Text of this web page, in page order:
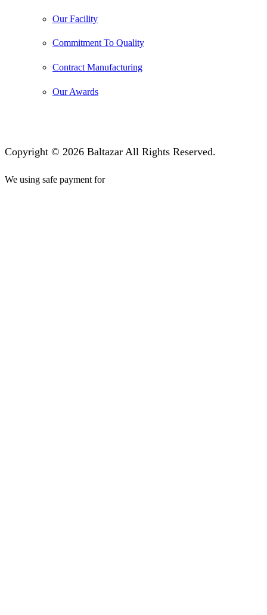
Our Facility
Commitment To Quality
Contract Manufacturing
Our Awards
Copyright © 2026 Baltazar All Rights Reserved.
We using safe payment for